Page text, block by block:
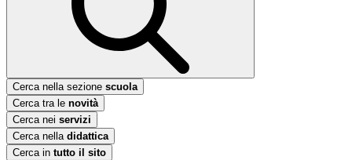
Cerca nella sezione scuola
Cerca tra le novità
Cerca nei servizi
Cerca nella didattica
Cerca in tutto il sito